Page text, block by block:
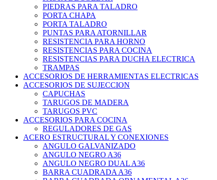
PIEDRAS PARA TALADRO
PORTA CHAPA
PORTA TALADRO
PUNTAS PARA ATORNILLAR
RESISTENCIA PARA HORNO
RESISTENCIAS PARA COCINA
RESISTENCIAS PARA DUCHA ELECTRICA
TRAMPAS
ACCESORIOS DE HERRAMIENTAS ELECTRICAS
ACCESORIOS DE SUJECCION
CAPUCHAS
TARUGOS DE MADERA
TARUGOS PVC
ACCESORIOS PARA COCINA
REGULADORES DE GAS
ACERO ESTRUCTURAL Y CONEXIONES
ANGULO GALVANIZADO
ANGULO NEGRO A36
ANGULO NEGRO DUAL A36
BARRA CUADRADA A36